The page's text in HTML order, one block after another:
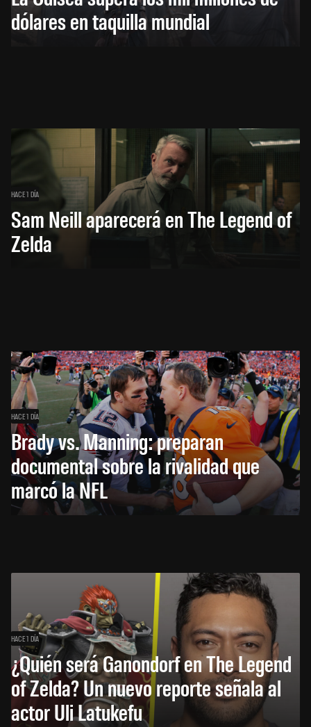
dólares en taquilla mundial
HACE 1 DÍA
Sam Neill aparecerá en The Legend of
Zelda
HACE 1 DÍA
Brady vs. Manning: preparan
documental sobre la rivalidad que
marcó la NFL
HACE 1 DÍA
¿Quién será Ganondorf en The Legend
of Zelda? Un nuevo reporte señala al
actor Uli Latukefu